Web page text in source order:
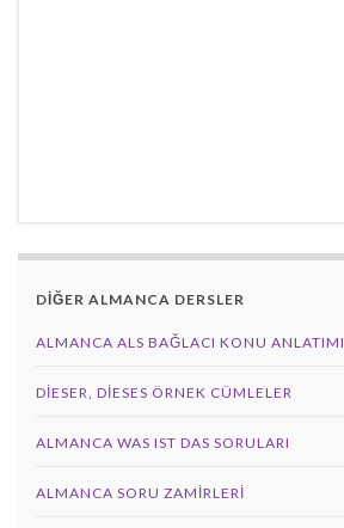
DİĞER ALMANCA DERSLER
ALMANCA ALS BAĞLACI KONU ANLATIMI
DIESER, DIESES ÖRNEK CÜMLELER
ALMANCA WAS IST DAS SORULARI
ALMANCA SORU ZAMIRLERI